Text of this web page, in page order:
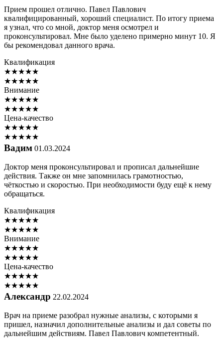
Прием прошел отлично. Павел Павлович
квалифицированный, хороший специалист. По итогу приема
я узнал, что со мной, доктор меня осмотрел и
проконсультировал. Мне было уделено примерно минут 10. Я
бы рекомендовал данного врача.
Квалификация
★★★★★
★★★★★
Внимание
★★★★★
★★★★★
Цена-качество
★★★★★
★★★★★
Вадим 01.03.2024
Доктор меня проконсультировал и прописал дальнейшие
действия. Также он мне запомнилась грамотностью,
чёткостью и скоростью. При необходимости буду ещё к нему
обращаться.
Квалификация
★★★★★
★★★★★
Внимание
★★★★★
★★★★★
Цена-качество
★★★★★
★★★★★
Александр 22.02.2024
Врач на приеме разобрал нужные анализы, с которыми я
пришел, назначил дополнительные анализы и дал советы по
дальнейшим действиям. Павел Павлович компетентный.